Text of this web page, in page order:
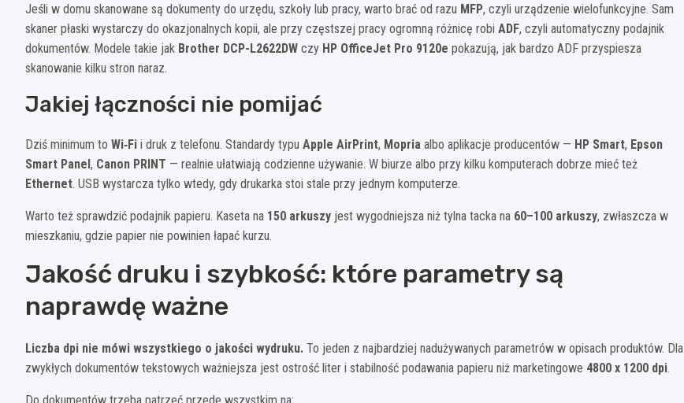
Jeśli w domu skanowane są dokumenty do urzędu, szkoły lub pracy, warto brać od razu MFP, czyli urządzenie wielofunkcyjne. Sam
skaner płaski wystarczy do okazjonalnych kopii, ale przy częstszej pracy ogromną różnicę robi ADF, czyli automatyczny podajnik
dokumentów. Modele takie jak Brother DCP-L2622DW czy HP OfficeJet Pro 9120e pokazują, jak bardzo ADF przyspiesza
skanowanie kilku stron naraz.
Jakiej łączności nie pomijać
Dziś minimum to Wi‑Fi i druk z telefonu. Standardy typu Apple AirPrint, Mopria albo aplikacje producentów — HP Smart, Epson
Smart Panel, Canon PRINT — realnie ułatwiają codzienne używanie. W biurze albo przy kilku komputerach dobrze mieć też
Ethernet. USB wystarcza tylko wtedy, gdy drukarka stoi stale przy jednym komputerze.
Warto też sprawdzić podajnik papieru. Kaseta na 150 arkuszy jest wygodniejsza niż tylna tacka na 60–100 arkuszy, zwłaszcza w
mieszkaniu, gdzie papier nie powinien łapać kurzu.
Jakość druku i szybkość: które parametry są
naprawdę ważne
Liczba dpi nie mówi wszystkiego o jakości wydruku. To jeden z najbardziej nadużywanych parametrów w opisach produktów. Dla
zwykłych dokumentów tekstowych ważniejsza jest ostrość liter i stabilność podawania papieru niż marketingowe 4800 x 1200 dpi.